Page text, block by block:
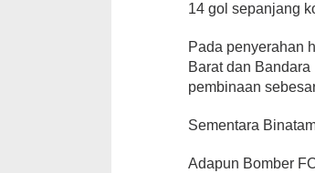
14 gol sepanjang
Pada penyerahan
Barat dan
pembinaan
Sementara
Adapun Bomber